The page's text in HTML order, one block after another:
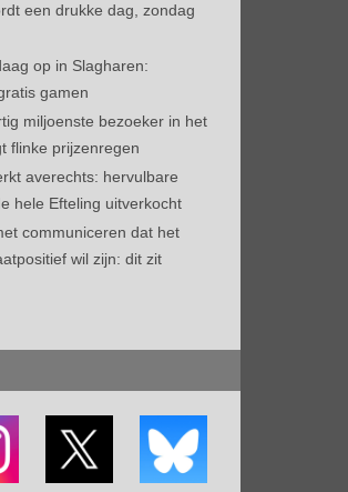
een drukke dag, zondag
op in Slagharen:
gamen
miljoenste bezoeker in het
flinke prijzenregen
averechts: hervulbare
hele Efteling uitverkocht
communiceren dat het
wil zijn: dit zit